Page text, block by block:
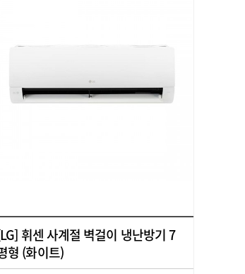
휘센 사계절 벽걸이 냉난방기 7
형 (화이트)